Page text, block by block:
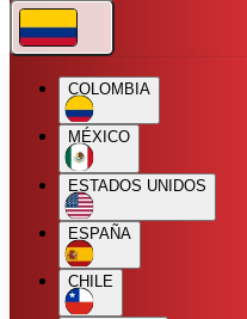
COLOMBIA
MÉXICO
ESTADOS UNIDOS
ESPAÑA
CHILE